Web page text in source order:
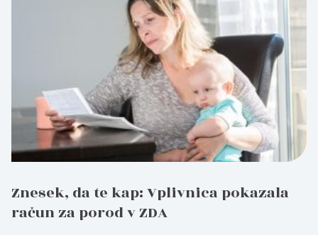
Znesek, da te kap: Vplivnica pokazala
račun za porod v ZDA